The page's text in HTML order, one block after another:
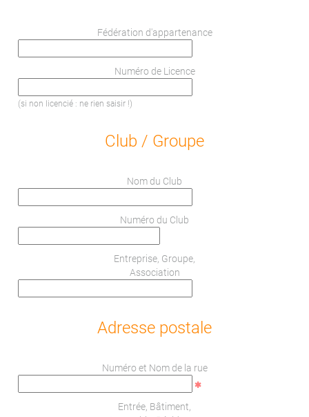
Fédération d'appartenance
Numéro de Licence
(si non licencié : ne rien saisir !)
Club / Groupe
Nom du Club
Numéro du Club
Entreprise, Groupe,
Association
Adresse postale
Numéro et Nom de la rue
Entrée, Bâtiment,